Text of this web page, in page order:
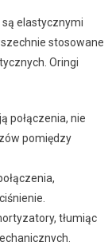
elastycznymi
stosowane
Oringi
połączenia, nie
pomiędzy
tłumiąc